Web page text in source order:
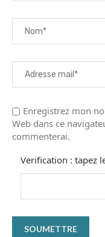
Enregistrez mon
Web dans ce
commenterai.
Verification : tapez